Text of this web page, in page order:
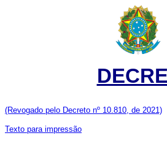
(Revogado pelo Decreto nº 10.810, de 2021)
Texto para impressão